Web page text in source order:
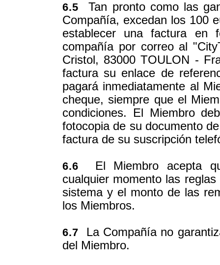
6.5 Tan pronto como las
Compañía, excedan los 100
establecer una factura en
compañía por correo al
Cristol, 83000 TOULON -
factura su enlace de
pagará inmediatamente al
cheque, siempre que el
condiciones. El Miembro
fotocopia de su documento
factura de su suscripción
6.6 El Miembro acepta
cualquier momento las
sistema y el monto de las
los Miembros.
6.7 La Compañía no
del Miembro.